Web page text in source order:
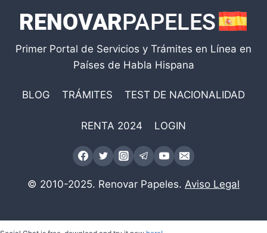
Primer Portal de Servicios y Trámites en Línea en
Países de Habla Hispana
BLOG TRÁMITES TEST DE NACIONALIDAD
RENTA 2024 LOGIN
© 2010-2025. Renovar Papeles. Aviso Legal